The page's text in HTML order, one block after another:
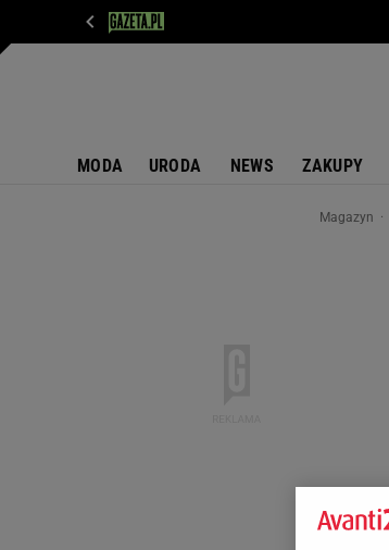
MODA URODA NEWS ZAKUPY
Magazyn